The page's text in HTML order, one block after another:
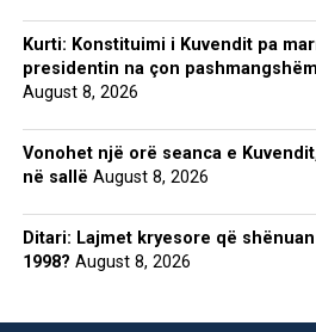
Kurti: Konstituimi i Kuvendit pa
presidentin na çon
August 8, 2026
Vonohet një orë seanca e
në sallë August 8, 2026
Ditari: Lajmet kryesore që
1998? August 8, 2026